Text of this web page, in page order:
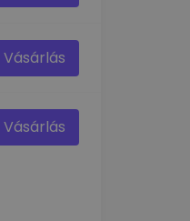
Vásárlás
Vásárlás